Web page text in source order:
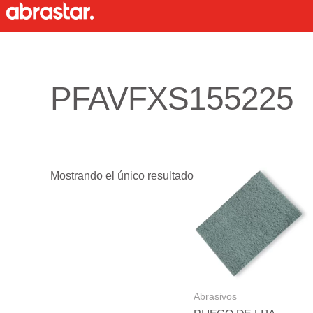
PFAVFXS155225
Mostrando el único resultado
Abrasivos